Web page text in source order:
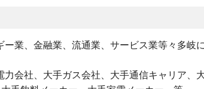
ー業、金融業、流通業、サービス業等々多岐
力会社、大手ガス会社、大手通信キャリア、